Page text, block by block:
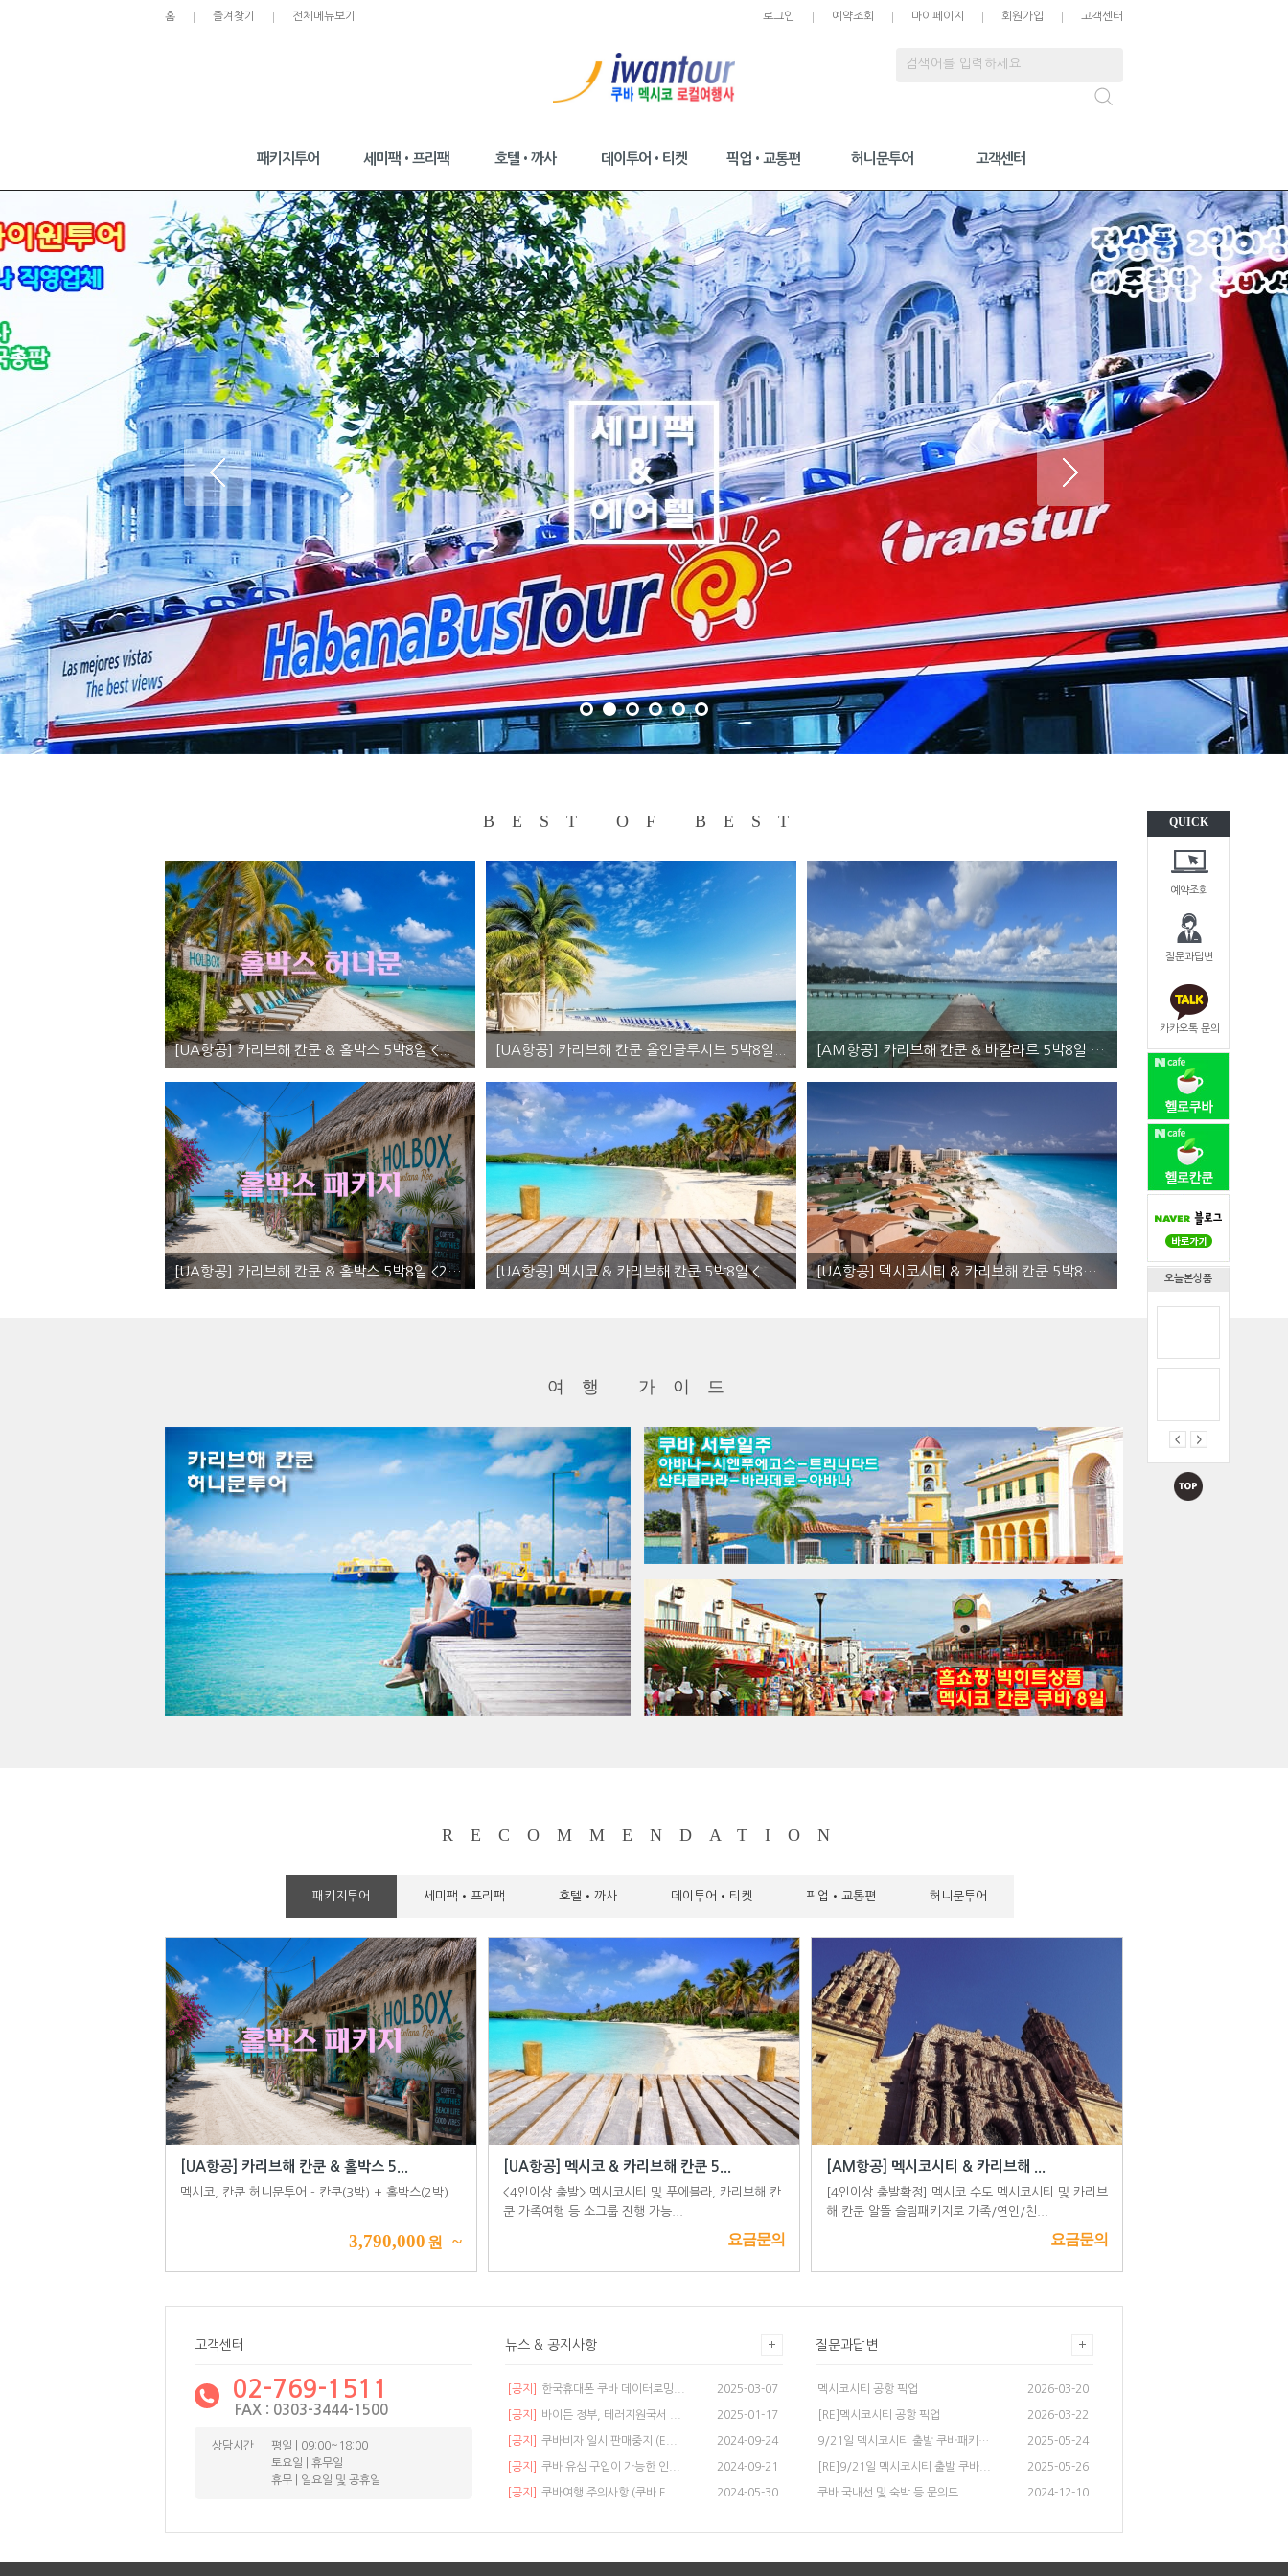
QUICK
예약조회
질문과답변
카카오톡 문의
오늘본상품
홈 즐겨찾기 전체메뉴보기 로그인 예약조회 마이페이지 회원가입 고객센터
패키지투어 세미팩•프리팩 호텔•까사 데이투어•티켓 픽업•교통편 허니문투어 고객센터
BEST OF BEST
[UA항공] 카리브해 칸쿤 & 홀박스 5박8일 <...
4,490,000원~
[UA항공] 카리브해 칸쿤 올인클루시브 5박8일...
요금문의
[AM항공] 카리브해 칸쿤 & 바칼라르 5박8일 <...
[UA항공] 카리브해 칸쿤 & 홀박스 5박8일 <2인... [UA항공] 멕시코 & 카리브해 칸쿤 5박8일 <... [UA항공] 멕시코시티 & 카리브해 칸쿤 5박8일 ...
여행 가이드
RECOMMENDATION
패키지투어 세미팩•프리팩 호텔•까사 데이투어•티켓 픽업•교통편 허니문투어
[UA항공] 카리브해 칸쿤 & 홀박스 5...
멕시코, 칸쿤 허니문투어 - 칸쿤(3박) + 홀박스(2박)
3,790,000 원 ~
[UA항공] 멕시코 & 카리브해 칸쿤 5...
<4인이상 출발> 멕시코시티 및 푸에블라, 카리브해 칸
쿤 가족여행 등 소그룹 진행 가능...
요금문의
[AM항공] 멕시코시티 & 카리브해 ...
[4인이상 출발확정] 멕시코 수도 멕시코시티 및 카리브
해 칸쿤 알뜰 슬림패키지로 가족/연인/친...
요금문의
고객센터
02-769-1511
FAX : 0303-3444-1500
상담시간
평일 | 09:00~18:00
토요일 | 휴무일
휴무 | 일요일 및 공휴일
뉴스 & 공지사항
[공지] 한국휴대폰 쿠바 데이터로밍... 2025-03-07
[공지] 바이든 정부, 테러지원국서 ... 2025-01-17
[공지] 쿠바비자 일시 판매중지 (E... 2024-09-24
[공지] 쿠바 유심 구입이 가능한 인... 2024-09-21
[공지] 쿠바여행 주의사항 (쿠바 E... 2024-05-30
질문과답변
멕시코시티 공항 픽업 2026-03-20
[RE]멕시코시티 공항 픽업 2026-03-22
9/21일 멕시코시티 출발 쿠바패키지... 2025-05-24
[RE]9/21일 멕시코시티 출발 쿠바... 2025-05-26
쿠바 국내선 및 숙박 등 문의드... 2024-12-10